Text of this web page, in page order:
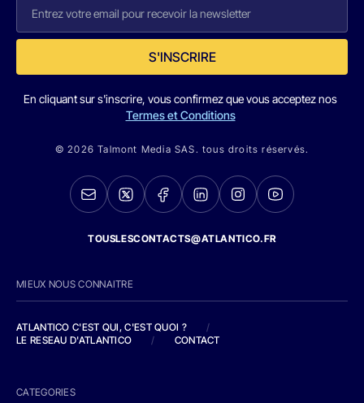
S'INSCRIRE
En cliquant sur s'inscrire, vous confirmez que vous acceptez nos
Termes et Conditions
© 2026 Talmont Media SAS. tous droits réservés.
TOUSLESCONTACTS@ATLANTICO.FR
MIEUX NOUS CONNAITRE
ATLANTICO C'EST QUI, C'EST QUOI ?
/
LE RESEAU D'ATLANTICO
/ CONTACT
CATEGORIES